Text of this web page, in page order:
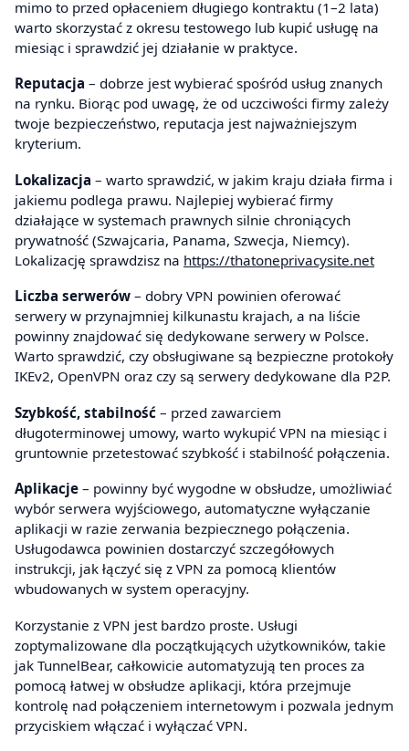
mimo to przed opłaceniem długiego kontraktu (1–2 lata)
warto skorzystać z okresu testowego lub kupić usługę na
miesiąc i sprawdzić jej działanie w praktyce.
Reputacja – dobrze jest wybierać spośród usług znanych
na rynku. Biorąc pod uwagę, że od uczciwości firmy zależy
twoje bezpieczeństwo, reputacja jest najważniejszym
kryterium.
Lokalizacja – warto sprawdzić, w jakim kraju działa firma i
jakiemu podlega prawu. Najlepiej wybierać firmy
działające w systemach prawnych silnie chroniących
prywatność (Szwajcaria, Panama, Szwecja, Niemcy).
Lokalizację sprawdzisz na https://thatoneprivacysite.net
Liczba serwerów – dobry VPN powinien oferować
serwery w przynajmniej kilkunastu krajach, a na liście
powinny znajdować się dedykowane serwery w Polsce.
Warto sprawdzić, czy obsługiwane są bezpieczne protokoły
IKEv2, OpenVPN oraz czy są serwery dedykowane dla P2P.
Szybkość, stabilność – przed zawarciem
długoterminowej umowy, warto wykupić VPN na miesiąc i
gruntownie przetestować szybkość i stabilność połączenia.
Aplikacje – powinny być wygodne w obsłudze, umożliwiać
wybór serwera wyjściowego, automatyczne wyłączanie
aplikacji w razie zerwania bezpiecznego połączenia.
Usługodawca powinien dostarczyć szczegółowych
instrukcji, jak łączyć się z VPN za pomocą klientów
wbudowanych w system operacyjny.
Korzystanie z VPN jest bardzo proste. Usługi
zoptymalizowane dla początkujących użytkowników, takie
jak TunnelBear, całkowicie automatyzują ten proces za
pomocą łatwej w obsłudze aplikacji, która przejmuje
kontrolę nad połączeniem internetowym i pozwala jednym
przyciskiem włączać i wyłączać VPN.